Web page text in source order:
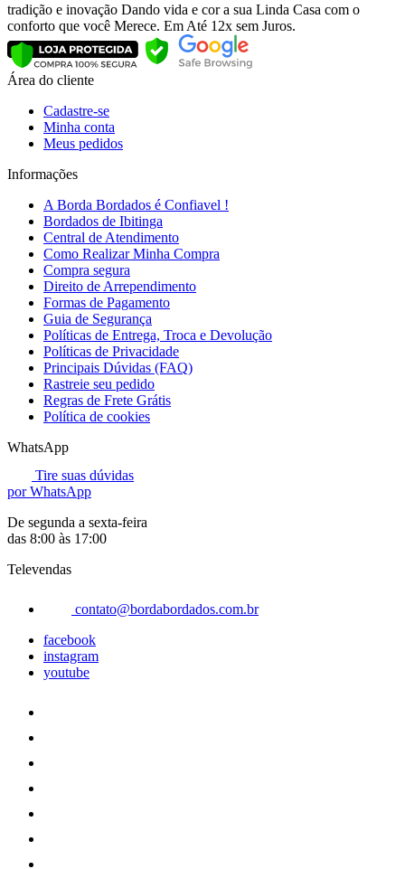
tradição e inovação Dando vida e cor a sua Linda Casa com o
conforto que você Merece. Em Até 12x sem Juros.
Área do cliente
Cadastre-se
Minha conta
Meus pedidos
Informações
A Borda Bordados é Confiavel !
Bordados de Ibitinga
Central de Atendimento
Como Realizar Minha Compra
Compra segura
Direito de Arrependimento
Formas de Pagamento
Guia de Segurança
Políticas de Entrega, Troca e Devolução
Políticas de Privacidade
Principais Dúvidas (FAQ)
Rastreie seu pedido
Regras de Frete Grátis
Política de cookies
WhatsApp
Tire suas dúvidas
por WhatsApp
De segunda a sexta-feira
das 8:00 às 17:00
Televendas
contato@bordabordados.com.br
facebook
instagram
youtube